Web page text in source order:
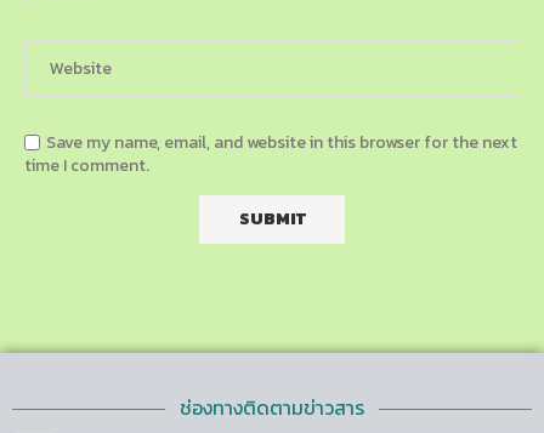
Save my name, email, and website in this browser for the next
time I comment.
ช่องทางติดตามข่าวสาร